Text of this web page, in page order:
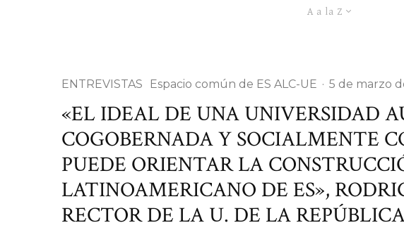
A a la Z
ENTREVISTAS Espacio común de ES ALC-UE · 5 de marzo
«EL IDEAL DE UNA UNIVERSIDAD
COGOBERNADA Y SOCIALMENTE
PUEDE ORIENTAR LA
LATINOAMERICANO DE ES»,
RECTOR DE LA U. DE LA